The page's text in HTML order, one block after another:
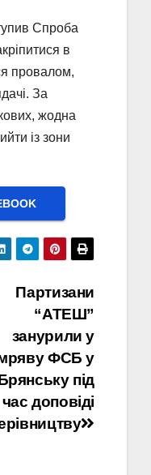
Спроба
в
провалом,
За
жодна
із зони
Партизани
“АТЕШ”
занурили у
ФСБ у
під
час доповіді